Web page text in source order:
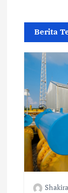
v
a
t
o
Berita